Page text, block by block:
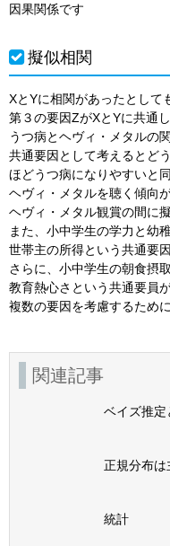
因果関係です
擬似相関
XとYに相関があったとして
第３の要因ZがXとYに共通
うつ病とヘヴィ・メタルの
共通要因として考えるとど
ほどうつ病になりやすいと
ヘヴィ・メタルを聴く傾向
ヘヴィ・メタル観賞の間に
また、小中学生の学力と幼
世帯主の所得という共通要
さらに、小中学生の朝食摂
教育熱心さという共通要員
複数の要因を考慮するため
関連記事
ベイズ推定
正規分布は
統計